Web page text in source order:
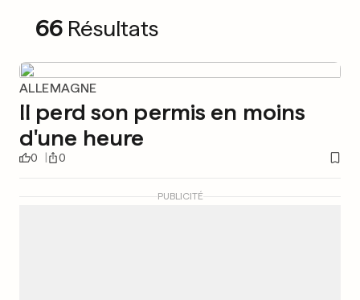
66 Résultats
ALLEMAGNE
Il perd son permis en moins
d'une heure
0 0
PUBLICITÉ